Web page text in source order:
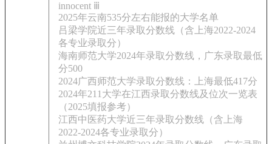
innocent ⅲ
2025年云南535分左右能报的大学名单
吕梁学院近三年录取分数线（含上海2022-2024
各专业录取分）
海南师范大学2024年录取分数线，广东录取最低
分500
2024广西师范大学录取分数线：上海最低417分
2024年211大学在江西录取分数线及位次一览表
（2025填报参考）
江西中医药大学近三年录取分数线（含上海
2022-2024各专业录取分）